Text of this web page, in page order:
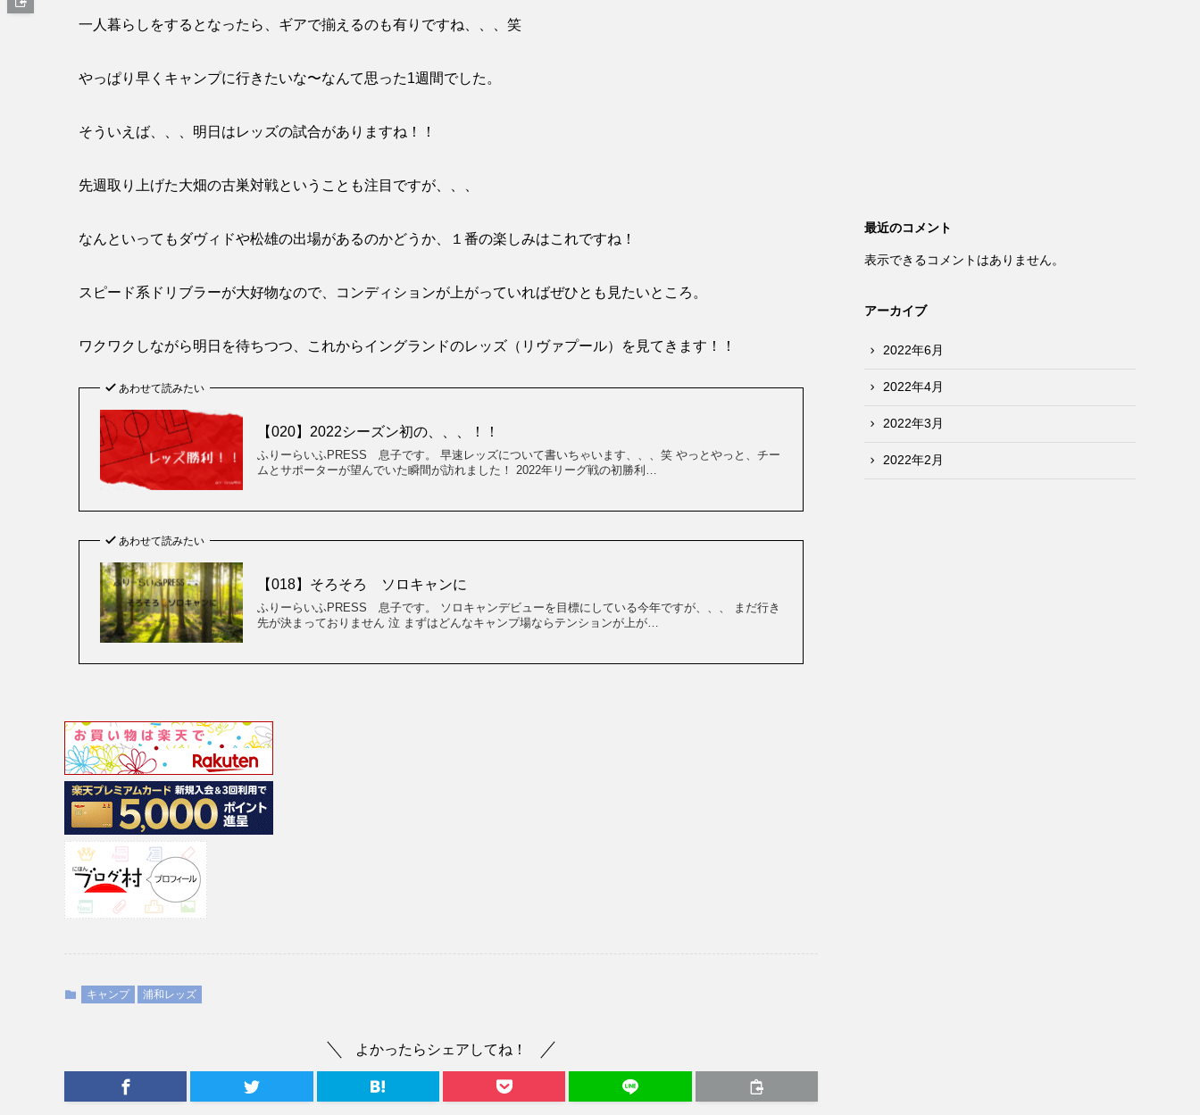
一人暮らしをするとなったら、ギアで揃えるのも有りですね、、、笑
やっぱり早くキャンプに行きたいな〜なんて思った1週間でした。
そういえば、、、明日はレッズの試合がありますね！！
先週取り上げた大畑の古巣対戦ということも注目ですが、、、
なんといってもダヴィドや松雄の出場があるのかどうか、１番の楽しみはこれですね！
スピード系ドリブラーが大好物なので、コンディションが上がっていればぜひとも見たいところ。
ワクワクしながら明日を待ちつつ、これからイングランドのレッズ（リヴァプール）を見てきます！！
あわせて読みたい
【020】2022シーズン初の、、、！！
ふりーらいふPRESS 息子です。 早速レッズについて書いちゃいます、、、笑 やっとやっと、チー
ムとサポーターが望んでいた瞬間が訪れました！ 2022年リーグ戦の初勝利…
あわせて読みたい
【018】そろそろ ソロキャンに
ふりーらいふPRESS 息子です。 ソロキャンデビューを目標にしている今年ですが、、、 まだ行き
先が決まっておりません 泣 まずはどんなキャンプ場ならテンションが上が…
キャンプ 浦和レッズ
よかったらシェアしてね！
最近のコメント
表示できるコメントはありません。
アーカイブ
2022年6月
2022年4月
2022年3月
2022年2月